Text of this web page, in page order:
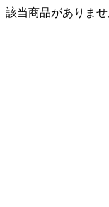
該当商品がありませ